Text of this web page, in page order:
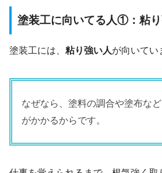
塗装工に向いてる人①：粘
塗装工には、 粘り強い人が向いてい
なぜなら、塗料の調合や塗布な
がかかるからです。